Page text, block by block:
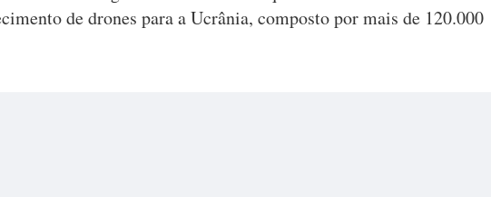
de drones para a Ucrânia, composto por mais de 120.000